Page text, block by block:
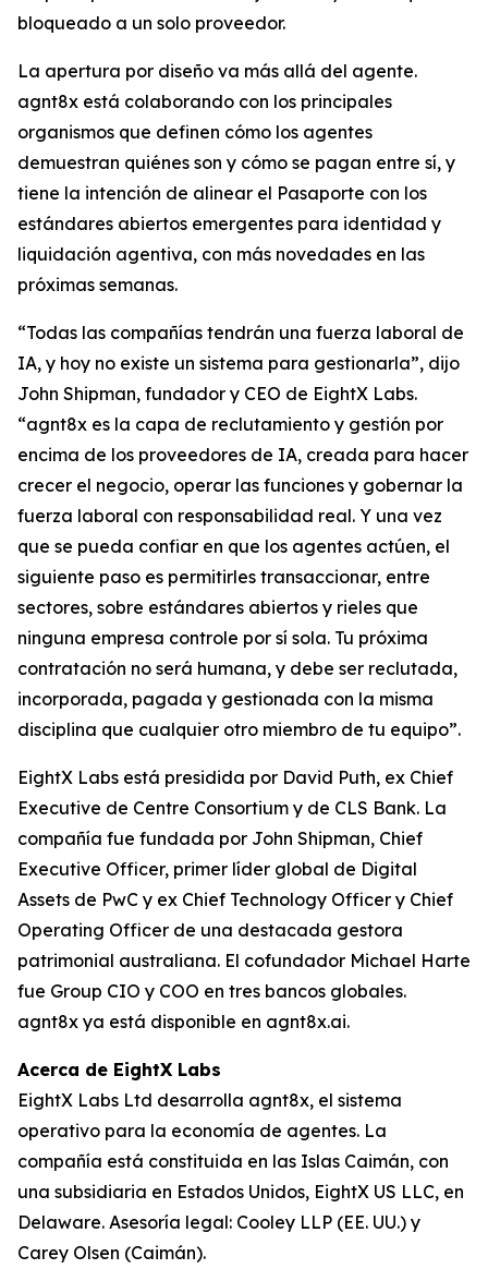
bloqueado a un solo proveedor.
La apertura por diseño va más allá del agente.
agnt8x está colaborando con los principales
organismos que definen cómo los agentes
demuestran quiénes son y cómo se pagan entre sí, y
tiene la intención de alinear el Pasaporte con los
estándares abiertos emergentes para identidad y
liquidación agentiva, con más novedades en las
próximas semanas.
“Todas las compañías tendrán una fuerza laboral de
IA, y hoy no existe un sistema para gestionarla”, dijo
John Shipman, fundador y CEO de EightX Labs.
“agnt8x es la capa de reclutamiento y gestión por
encima de los proveedores de IA, creada para hacer
crecer el negocio, operar las funciones y gobernar la
fuerza laboral con responsabilidad real. Y una vez
que se pueda confiar en que los agentes actúen, el
siguiente paso es permitirles transaccionar, entre
sectores, sobre estándares abiertos y rieles que
ninguna empresa controle por sí sola. Tu próxima
contratación no será humana, y debe ser reclutada,
incorporada, pagada y gestionada con la misma
disciplina que cualquier otro miembro de tu equipo”.
EightX Labs está presidida por David Puth, ex Chief
Executive de Centre Consortium y de CLS Bank. La
compañía fue fundada por John Shipman, Chief
Executive Officer, primer líder global de Digital
Assets de PwC y ex Chief Technology Officer y Chief
Operating Officer de una destacada gestora
patrimonial australiana. El cofundador Michael Harte
fue Group CIO y COO en tres bancos globales.
agnt8x ya está disponible en agnt8x.ai.
Acerca de EightX Labs
EightX Labs Ltd desarrolla agnt8x, el sistema
operativo para la economía de agentes. La
compañía está constituida en las Islas Caimán, con
una subsidiaria en Estados Unidos, EightX US LLC, en
Delaware. Asesoría legal: Cooley LLP (EE. UU.) y
Carey Olsen (Caimán).